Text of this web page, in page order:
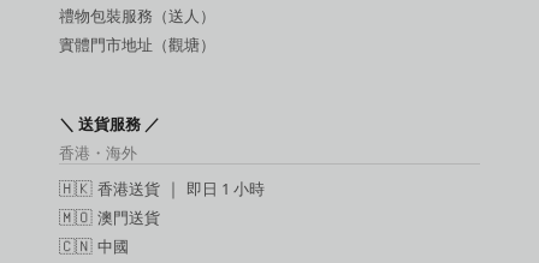
禮物包裝服務（送人）
實體門市地址（觀塘）
＼ 送貨服務 ／
香港・海外
🇭🇰 香港送貨 ｜ 即日 1 小時
🇲🇴 澳門送貨
🇨🇳 中國